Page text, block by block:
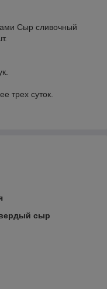
Сыр сливочный
трех суток.
сыр